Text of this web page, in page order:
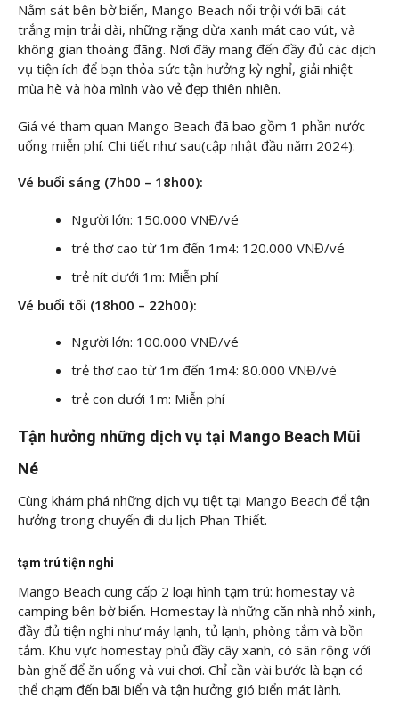
Nằm sát bên bờ biển, Mango Beach nổi trội với bãi cát
trắng mịn trải dài, những rặng dừa xanh mát cao vút, và
không gian thoáng đãng. Nơi đây mang đến đầy đủ các dịch
vụ tiện ích để bạn thỏa sức tận hưởng kỳ nghỉ, giải nhiệt
mùa hè và hòa mình vào vẻ đẹp thiên nhiên.
Giá vé tham quan Mango Beach đã bao gồm 1 phần nước
uống miễn phí. Chi tiết như sau(cập nhật đầu năm 2024):
Vé buổi sáng (7h00 – 18h00):
Người lớn: 150.000 VNĐ/vé
trẻ thơ cao từ 1m đến 1m4: 120.000 VNĐ/vé
trẻ nít dưới 1m: Miễn phí
Vé buổi tối (18h00 – 22h00):
Người lớn: 100.000 VNĐ/vé
trẻ thơ cao từ 1m đến 1m4: 80.000 VNĐ/vé
trẻ con dưới 1m: Miễn phí
Tận hưởng những dịch vụ tại Mango Beach Mũi
Né
Cùng khám phá những dịch vụ tiệt tại Mango Beach để tận
hưởng trong chuyến đi du lịch Phan Thiết.
tạm trú tiện nghi
Mango Beach cung cấp 2 loại hình tạm trú: homestay và
camping bên bờ biển. Homestay là những căn nhà nhỏ xinh,
đầy đủ tiện nghi như máy lạnh, tủ lạnh, phòng tắm và bồn
tắm. Khu vực homestay phủ đầy cây xanh, có sân rộng với
bàn ghế để ăn uống và vui chơi. Chỉ cần vài bước là bạn có
thể chạm đến bãi biển và tận hưởng gió biển mát lành.